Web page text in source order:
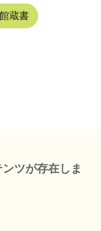
蔵書
ツが存在しま